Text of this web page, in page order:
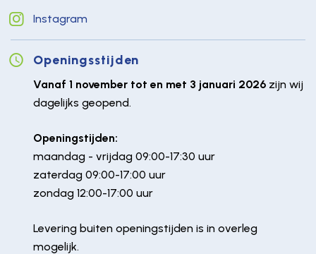
Instagram
Openingsstijden
Vanaf 1 november tot en met 3 januari 2026 zijn wij
dagelijks geopend.
Openingstijden:
maandag - vrijdag 09:00-17:30 uur
zaterdag 09:00-17:00 uur
zondag 12:00-17:00 uur
Levering buiten openingstijden is in overleg
mogelijk.